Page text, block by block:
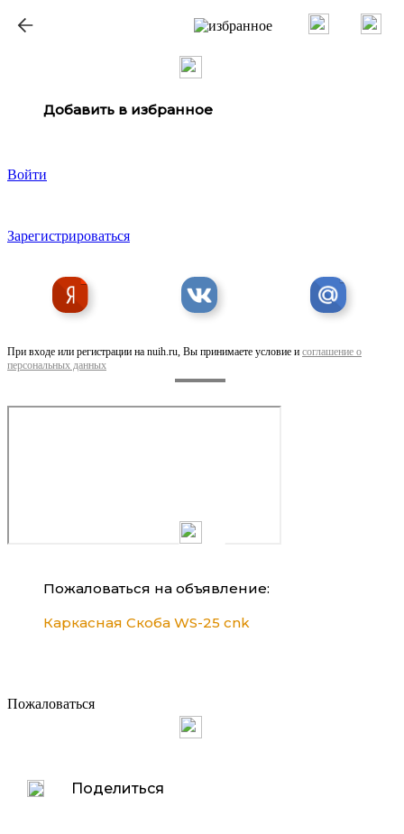
Добавить в избранное
Войти
Зарегистрироваться
При входе или регистрации на nuih.ru, Вы принимаете условие и соглашение о
персональных данных
Пожаловаться на объявление:
Каркасная Скоба WS-25 cnk
Пожаловаться
Поделиться